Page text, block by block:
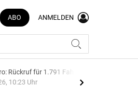
ABO ANMELDEN
Rückruf für 1.791 Fahrzeuge in
10:23 Uhr